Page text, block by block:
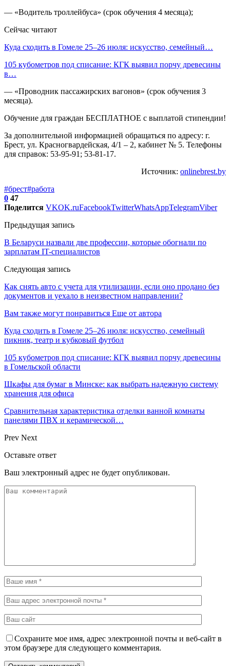
— «Водитель троллейбуса» (срок обучения 4 месяца);
Сейчас читают
Куда сходить в Гомеле 25–26 июля: искусство, семейный…
105 кубометров под списание: КГК выявил порчу древесины
в…
— «Проводник пассажирских вагонов» (срок обучения 3
месяца).
Обучение для граждан БЕСПЛАТНОЕ с выплатой стипендии!
За дополнительной информацией обращаться по адресу: г.
Брест, ул. Красногвардейская, 4/1 – 2, кабинет № 5. Телефоны
для справок: 53-95-91; 53-81-17.
Источник: onlinebrest.by
#брест#работа
0 47
Поделится VKOK.ruFacebookTwitterWhatsAppTelegramViber
Предыдущая запись
В Беларуси назвали две профессии, которые обогнали по
зарплатам IT-специалистов
Следующая запись
Как снять авто с учета для утилизации, если оно продано без
документов и уехало в неизвестном направлении?
Вам также могут понравиться Еще от автора
Куда сходить в Гомеле 25–26 июля: искусство, семейный
пикник, театр и кубковый футбол
105 кубометров под списание: КГК выявил порчу древесины
в Гомельской области
Шкафы для бумаг в Минске: как выбрать надежную систему
хранения для офиса
Сравнительная характеристика отделки ванной комнаты
панелями ПВХ и керамической…
Prev Next
Оставьте ответ
Ваш электронный адрес не будет опубликован.
Сохраните мое имя, адрес электронной почты и веб-сайт в
этом браузере для следующего комментария.